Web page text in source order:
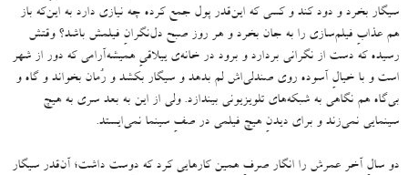
سیگار بخرد و دود کند و کسی که این‌قدر پول جمع کرده چه نیازی دارد به این‌که باز
هم عذابِ فیلم‌سازی را به جان بخرد و هر روز صبح دل‌نگرانِ فیلمش باشد؟ وقتش
رسیده که دست از نگرانی بردارد و برود در خانه‌ی ییلاقیِ همیشه‌آرامی که دور از شهر
است و با خیالِ آسوده روی صندلی‌اش لم بدهد و سیگار بکشد و رُمان بخواند و گاه و
بی‌گاه هم نگاهی به شبکه‌های تلویزیونی بیندازد.ولی از این به بعد سری به هیچ
سینمایی نمی‌زند و برای دیدنِ هیچ فیلمی در صفِ سینما نمی‌ایستد.
دو سالِ آخر عمرش را انگار صرفِ همین کارهایی کرد که دوست داشت؛ آن‌قدر سیگار